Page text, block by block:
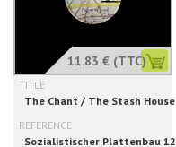
11.83 € (TTC)